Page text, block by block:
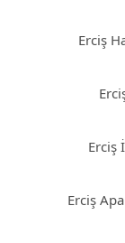
Erciş
Erciş
Erciş